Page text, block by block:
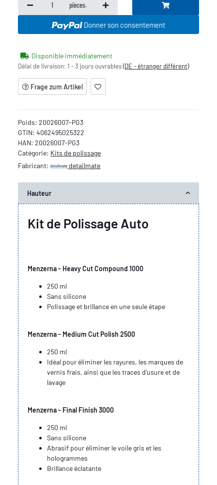
pièces.
Donner son consentement
Disponible immédiatement
Délai de livraison:1 - 3 jours ouvrables(DE - étranger différent)
Frage zum Artikel
Poids:20026007-PG3
GTIN: 4062495025322
HAN: 20026007-PG3
Catégorie: Kits de polissage
Fabricant:
detailmate
Hauteur
Kit de Polissage Auto
Menzerna - Heavy Cut Compound 1000
250 ml
Sans silicone
Polissage et brillance en une seule étape
Menzerna - Medium Cut Polish 2500
250 ml
Idéal pour éliminer les rayures, les marques de
vernis frais, ainsi que les traces d'usure et de
lavage
Menzerna - Final Finish 3000
250 ml
Sans silicone
Abrasif pour éliminer le voile gris et les
hologrammes
Brillance éclatante